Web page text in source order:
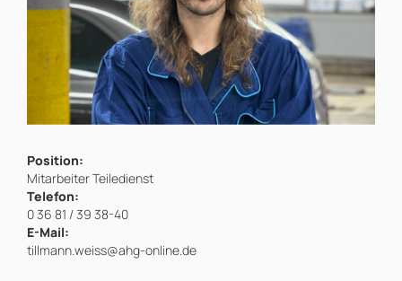
Position:
Mitarbeiter Teiledienst
Telefon:
0 36 81 / 39 38-40
E-Mail:
tillmann.weiss@ahg-online.de